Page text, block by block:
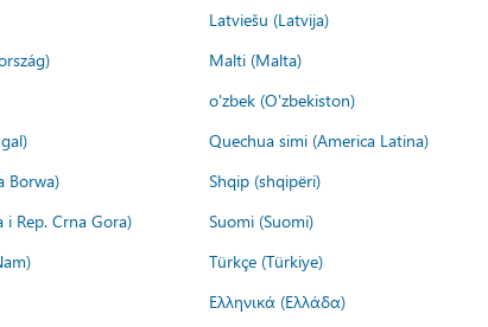
Latviešu (Latvija)
Malti (Malta)
o'zbek (O'zbekiston)
Quechua simi (America Latina)
Borwa) Shqip (shqipëri)
i Rep. Crna Gora) Suomi (Suomi)
Türkçe (Türkiye)
Ελληνικά (Ελλάδα)